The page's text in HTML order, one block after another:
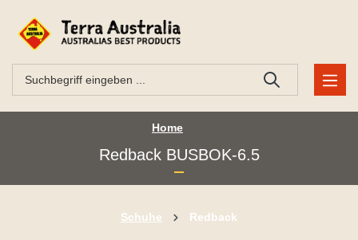
Home
Redback BUSBOK-6.5
Schuhe Redback